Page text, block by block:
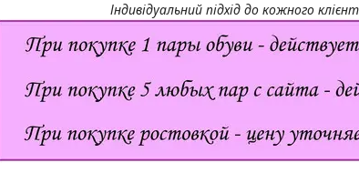
Індивідуальний підхід до кожного